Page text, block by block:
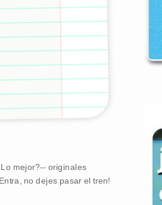
mejor?-- originales
no dejes pasar el tren!